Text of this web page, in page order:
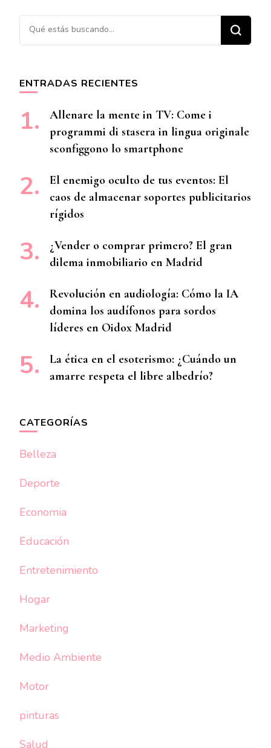
¿Buscas algo?
ENTRADAS RECIENTES
Allenare la mente in TV: Come i
programmi di stasera in lingua originale
sconfiggono lo smartphone
El enemigo oculto de tus eventos: El
caos de almacenar soportes publicitarios
rígidos
¿Vender o comprar primero? El gran
dilema inmobiliario en Madrid
Revolución en audiología: Cómo la IA
domina los audífonos para sordos
líderes en Oidox Madrid
La ética en el esoterismo: ¿Cuándo un
amarre respeta el libre albedrío?
CATEGORÍAS
Belleza
Deporte
Economia
Educación
Entretenimiento
Hogar
Marketing
Medio Ambiente
Motor
pinturas
Salud